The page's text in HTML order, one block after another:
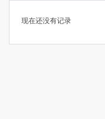
现在还没有记录